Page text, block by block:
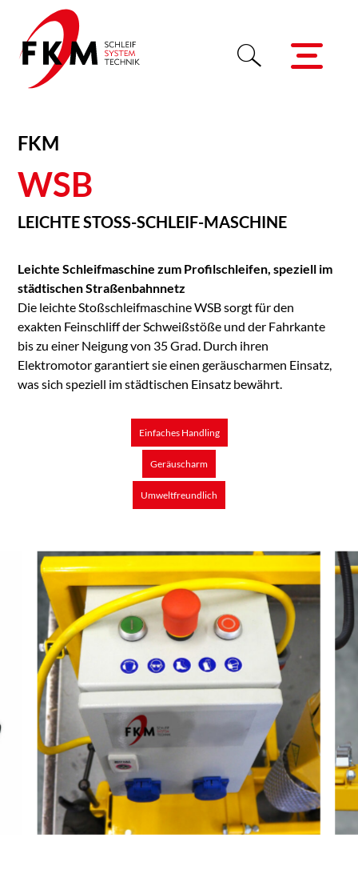
FKM
WSB
LEICHTE STOSS-​SCHLEIF-​MASCHINE
Leichte Schleifmaschine zum Profilschleifen, speziell im
städtischen Straßenbahnnetz
Die leichte Stoßschleifmaschine WSB sorgt für den
exakten Feinschliff der Schweißstöße und der Fahrkante
bis zu einer Neigung von 35 Grad. Durch ihren
Elektromotor garantiert sie einen geräuscharmen Einsatz,
was sich speziell im städtischen Einsatz bewährt.
Einfaches Handling
Geräuscharm
Umweltfreundlich